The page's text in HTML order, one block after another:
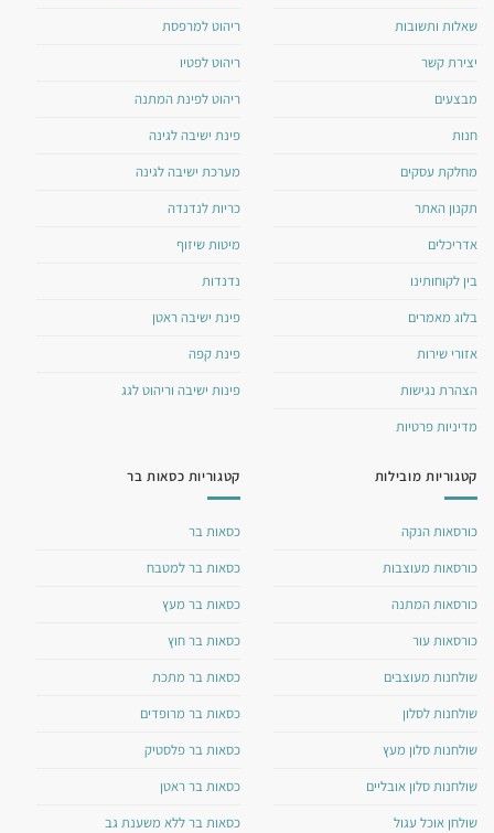
שאלות ותשובות
יצירת קשר
מבצעים
חנות
מחלקת עסקים
תקנון האתר
אדריכלים
בין לקוחותינו
בלוג מאמרים
אזורי שירות
הצהרת נגישות
מדיניות פרטיות
ריהוט למרפסת
ריהוט לפטיו
ריהוט לפינת המתנה
פינת ישיבה לגינה
מערכת ישיבה לגינה
כריות לנדנדה
מיטות שיזוף
נדנדות
פינת ישיבה ראטן
פינת קפה
פינות ישיבה וריהוט לגג
קטגוריות מובילות
כורסאות הנקה
כורסאות מעוצבות
כורסאות המתנה
כורסאות עור
שולחנות מעוצבים
שולחנות לסלון
שולחנות סלון מעץ
שולחנות סלון אובליים
שולחן אוכל עגול
קטגוריות כסאות בר
כסאות בר
כסאות בר למטבח
כסאות בר מעץ
כסאות בר חוץ
כסאות בר מתכת
כסאות בר מרופדים
כסאות בר פלסטיק
כסאות בר ראטן
כסאות בר ללא משענת גב